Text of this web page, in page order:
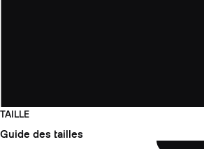
TAILLE
Guide des tailles